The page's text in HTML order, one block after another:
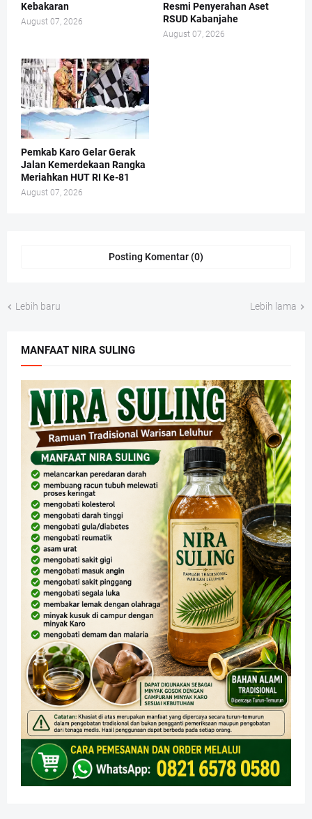
Kebakaran
August 07, 2026
Resmi Penyerahan Aset
RSUD Kabanjahe
August 07, 2026
Pemkab Karo Gelar Gerak
Jalan Kemerdekaan Rangka
Meriahkan HUT RI Ke-81
August 07, 2026
Posting Komentar (0)
Lebih baru Lebih lama
MANFAAT NIRA SULING